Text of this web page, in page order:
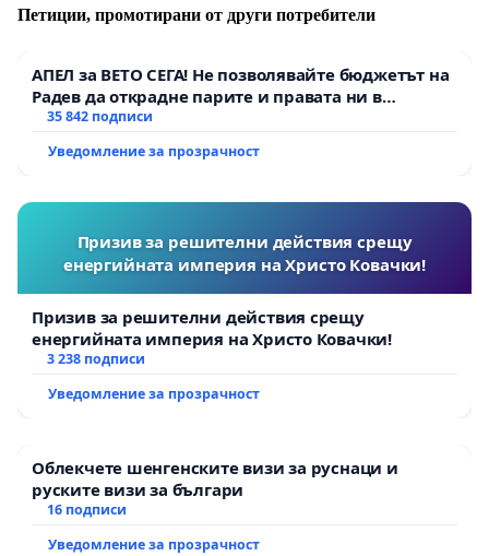
Петиции, промотирани от други потребители
АПЕЛ за ВЕТО СЕГА! Не позволявайте бюджетът на
Радев да открадне парите и правата ни в
тъмното
35 842 подписи
Уведомление за прозрачност
Призив за решителни действия срещу
енергийната империя на Христо Ковачки!
Призив за решителни действия срещу
енергийната империя на Христо Ковачки!
3 238 подписи
Уведомление за прозрачност
Облекчете шенгенските визи за руснаци и
руските визи за българи
16 подписи
Уведомление за прозрачност